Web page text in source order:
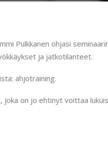
Pulkkanen ohjasi
ja jatkotilanteet.
ahjotraining.
joka on jo ehtinyt voittaa